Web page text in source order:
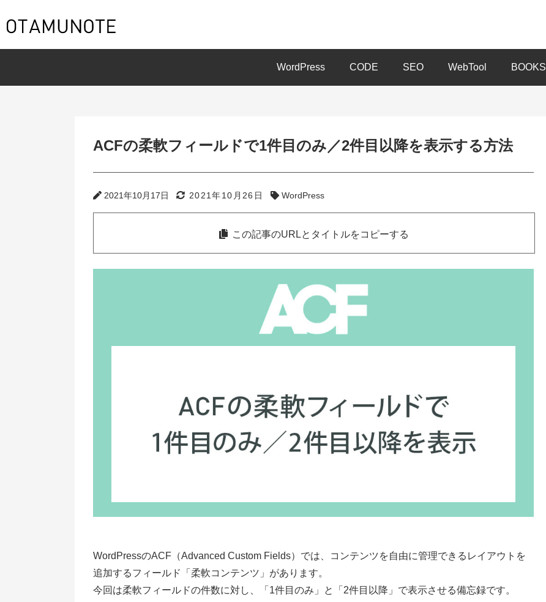
WordPress CODE SEO WebTool BOOKS
ACFの柔軟フィールドで1件目のみ／2件目以降を表示する方法
2021年10月17日 2021年10月26日 WordPress
この記事のURLとタイトルをコピーする
WordPressのACF（Advanced Custom Fields）では、コンテンツを自由に管理できるレイアウトを
追加するフィールド「柔軟コンテンツ」があります。
今回は柔軟フィールドの件数に対し、「1件目のみ」と「2件目以降」で表示させる備忘録です。